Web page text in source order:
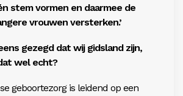
stem vormen en daarmee de
vrouwen versterken.’
gezegd dat wij gidsland zijn,
wel echt?
geboortezorg is leidend op een